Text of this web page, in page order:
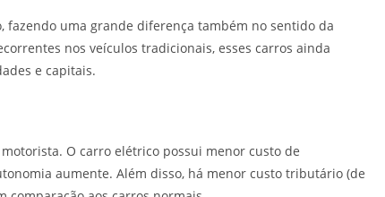
uma grande diferença também no sentido da
nos veículos tradicionais, esses carros ainda
e capitais.
O carro elétrico possui menor custo de
aumente. Além disso, há menor custo tributário (de